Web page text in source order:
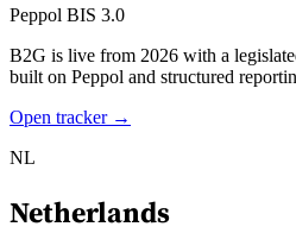
Peppol BIS 3.0
B2G is live from 2026 with a
built on Peppol and structured
Open tracker →
NL
Netherlands